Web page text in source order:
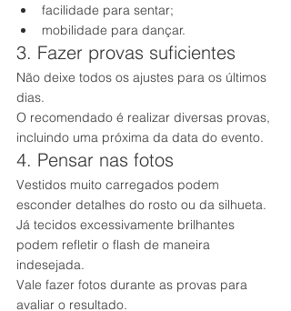
facilidade para sentar;
mobilidade para dançar.
3. Fazer provas suficientes
Não deixe todos os ajustes para os últimos
dias.
O recomendado é realizar diversas provas,
incluindo uma próxima da data do evento.
4. Pensar nas fotos
Vestidos muito carregados podem
esconder detalhes do rosto ou da silhueta.
Já tecidos excessivamente brilhantes
podem refletir o flash de maneira
indesejada.
Vale fazer fotos durante as provas para
avaliar o resultado.